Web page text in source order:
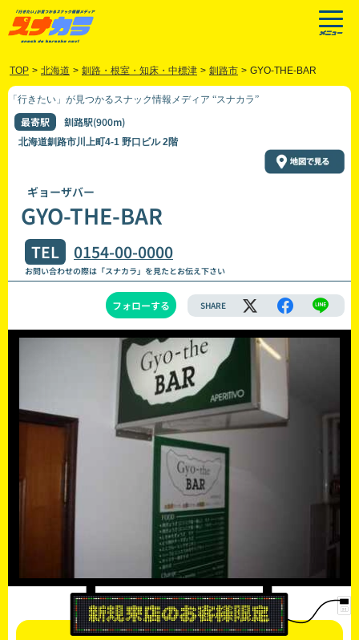
TOP > 北海道 > 釧路・根室・知床・中標津 > 釧路市 > GYO-THE-BAR
「行きたい」が見つかるスナック情報メディア “スナカラ”
最寄駅 釧路駅(900m)
北海道釧路市川上町4-1 野口ビル 2階
ギョーザバー
GYO-THE-BAR
TEL 0154-00-0000
お問い合わせの際は「スナカラ」を見たとお伝え下さい
フォローする SHARE